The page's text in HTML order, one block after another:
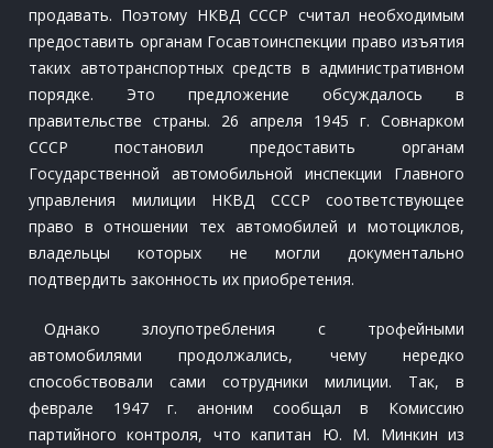
продавать. Поэтому НКВД СССР считал необходимым
предоставить органам Госавтоинспекции право изъятия
таких автотранспортных средств в административном
порядке. Это предложение обсуждалось в
правительстве страны. 26 апреля 1945 г. Совнарком
СССР постановил предоставить органам
Государственной автомобильной инспекции Главного
управления милиции НКВД СССР соответствующее
право в отношении тех автомобилей и мотоциклов,
владельцы которых не могли документально
подтвердить законность их приобретения.
Однако злоупотребления с трофейными
автомобилями продолжались, чему нередко
способствовали сами сотрудники милиции. Так, в
феврале 1947 г. аноним сообщал в Комиссию
партийного контроля, что капитан Ю. М. Минкин из